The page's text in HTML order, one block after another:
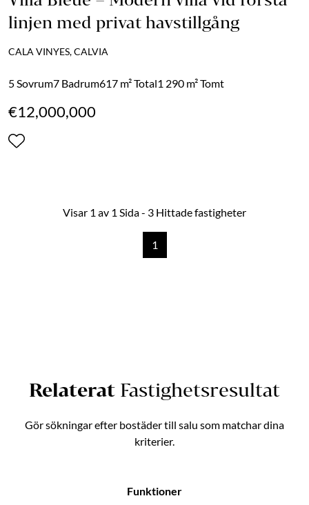
linjen med privat havstillgång
CALA VINYES, CALVIA
5 Sovrum7 Badrum617 m² Total1 290 m² Tomt
€12,000,000
Visar 1 av 1 Sida - 3 Hittade fastigheter
1
Relaterat Fastighetsresultat
Gör sökningar efter bostäder till salu som matchar dina
kriterier.
Funktioner